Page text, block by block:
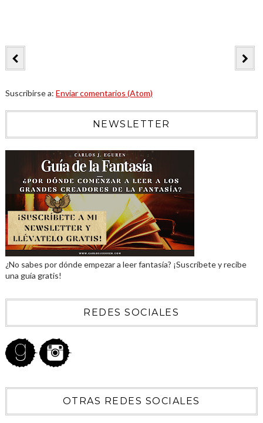
Suscribirse a: Enviar comentarios (Atom)
NEWSLETTER
¿No sabes por dónde empezar a leer fantasía? ¡Suscríbete y recibe
una guía gratis!
REDES SOCIALES
OTRAS REDES SOCIALES